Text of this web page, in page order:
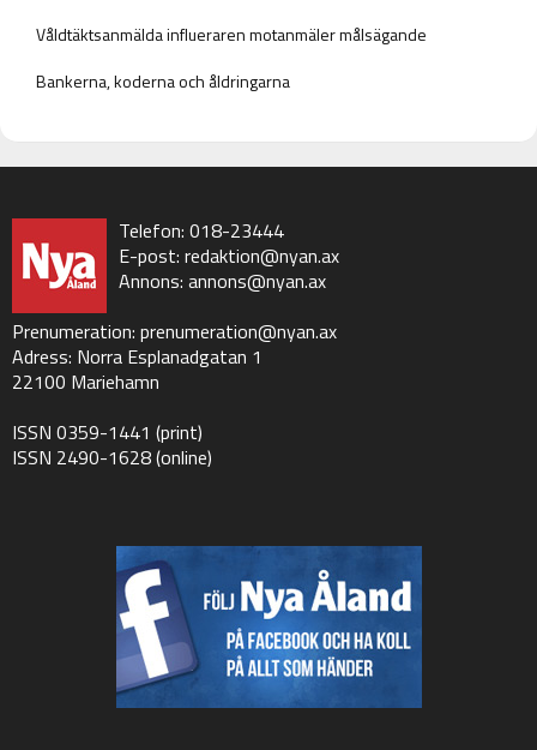
Våldtäktsanmälda influeraren motanmäler målsägande
Bankerna, koderna och åldringarna
Telefon: 018-23444
E-post: redaktion@nyan.ax
Annons: annons@nyan.ax
Prenumeration: prenumeration@nyan.ax
Adress: Norra Esplanadgatan 1
22100 Mariehamn
ISSN 0359-1441 (print)
ISSN 2490-1628 (online)